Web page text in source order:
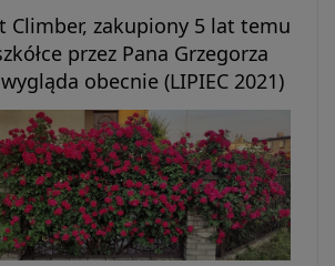
Climber, zakupiony 5 lat temu
przez Pana Grzegorza
obecnie (LIPIEC 2021)